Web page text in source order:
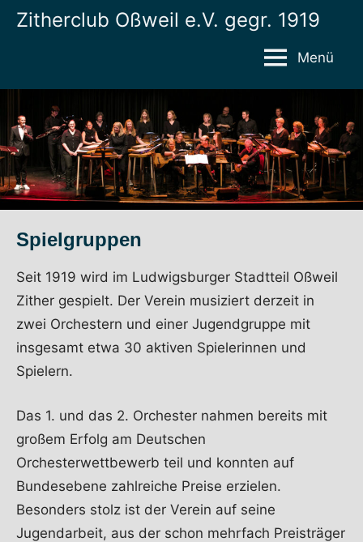
ZumZitherclub Oßweil e.V. gegr. 1919
Homepage
Menü
Spielgruppen
Seit 1919 wird im Ludwigsburger Stadtteil Oßweil
Zither gespielt. Der Verein musiziert derzeit in
zwei Orchestern und einer Jugendgruppe mit
insgesamt etwa 30 aktiven Spielerinnen und
Spielern.
Das 1. und das 2. Orchester nahmen bereits mit
großem Erfolg am Deutschen
Orchesterwettbewerb teil und konnten auf
Bundesebene zahlreiche Preise erzielen.
Besonders stolz ist der Verein auf seine
Jugendarbeit, aus der schon mehrfach Preisträger